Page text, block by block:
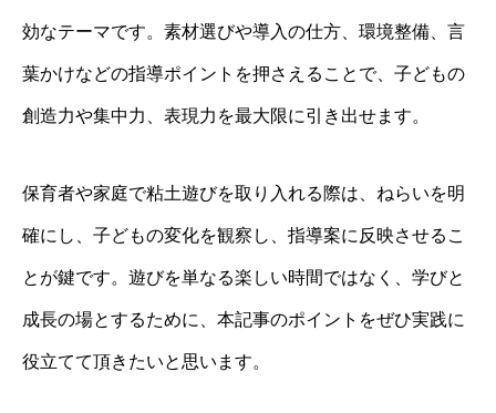
効なテーマです。素材選びや導入の仕方、環境整備、言
葉かけなどの指導ポイントを押さえることで、子どもの
創造力や集中力、表現力を最大限に引き出せます。
保育者や家庭で粘土遊びを取り入れる際は、ねらいを明
確にし、子どもの変化を観察し、指導案に反映させるこ
とが鍵です。遊びを単なる楽しい時間ではなく、学びと
成長の場とするために、本記事のポイントをぜひ実践に
役立てて頂きたいと思います。